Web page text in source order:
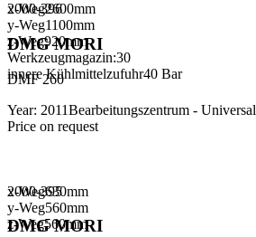
x-Weg2600mm
y-Weg1100mm
z-Weg920mm
Werkzeugmagazin:30
innere Kühlmittelzufuhr40 Bar
2000-396
DMG MORI
DMF 260
Year: 2011Bearbeitungszentrum - Universal
Price on request
x-Weg630mm
y-Weg560mm
z-Weg560mm
2000-395
DMG MORI